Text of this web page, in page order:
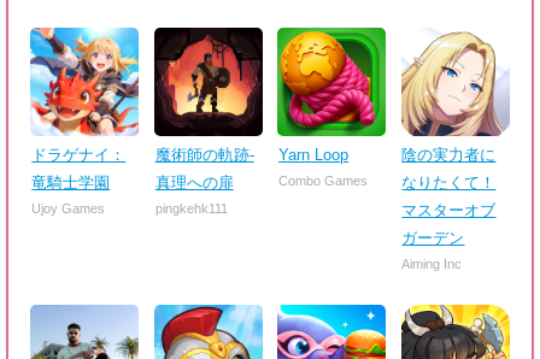
ドラゲナイ：
竜騎士学園
Ujoy Games
魔術師の軌跡-
真理への扉
pingkehk111
Yarn Loop
Combo Games
陰の実力者に
なりたくて！
マスターオブ
ガーデン
Aiming Inc